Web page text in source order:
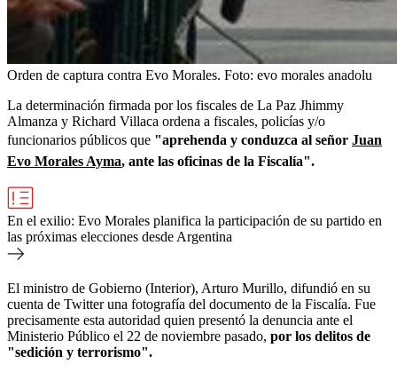
Orden de captura contra Evo Morales. Foto: evo morales anadolu
La determinación firmada por los fiscales de La Paz Jhimmy
Almanza y Richard Villaca ordena a fiscales, policías y/o
funcionarios públicos que "aprehenda y conduzca al señor Juan
Evo Morales Ayma, ante las oficinas de la Fiscalía".
En el exilio: Evo Morales planifica la participación de su partido en
las próximas elecciones desde Argentina
El ministro de Gobierno (Interior), Arturo Murillo, difundió en su
cuenta de Twitter una fotografía del documento de la Fiscalía. Fue
precisamente esta autoridad quien presentó la denuncia ante el
Ministerio Público el 22 de noviembre pasado, por los delitos de
"sedición y terrorismo".